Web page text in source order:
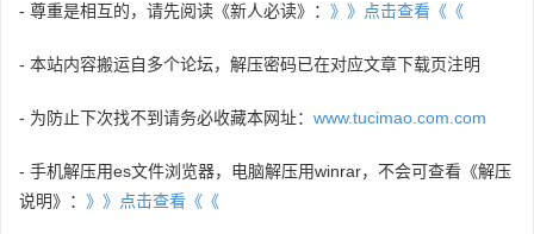
- 尊重是相互的，请先阅读《新人必读》： 》》点击查看《《
- 本站内容搬运自多个论坛，解压密码已在对应文章下载页注明
- 为防止下次找不到请务必收藏本网址： www.tucimao.com.com
- 手机解压用es文件浏览器，电脑解压用winrar，不会可查看《解压
说明》： 》》点击查看《《